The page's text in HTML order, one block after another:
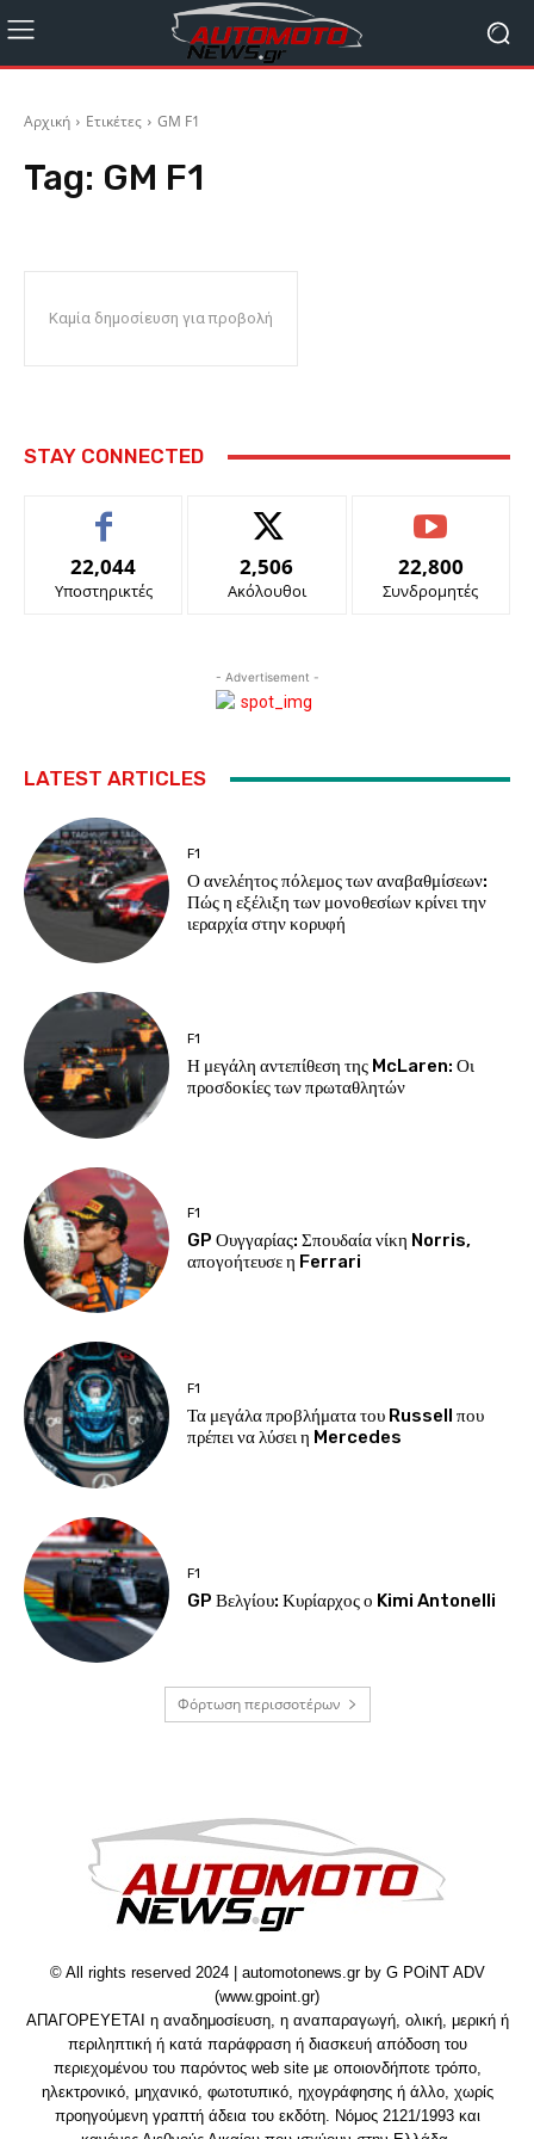
Αρχική Ετικέτες GM F1
Tag: GM F1
Καμία δημοσίευση για προβολή
STAY CONNECTED
22,044
Υποστηρικτές
2,506
Ακόλουθοι
22,800
Συνδρομητές
- Advertisement -
LATEST ARTICLES
F1
Ο ανελέητος πόλεμος των αναβαθμίσεων:
Πώς η εξέλιξη των μονοθεσίων κρίνει την
ιεραρχία στην κορυφή
F1
Η μεγάλη αντεπίθεση της McLaren: Οι
προσδοκίες των πρωταθλητών
F1
GP Ουγγαρίας: Σπουδαία νίκη Norris,
απογοήτευσε η Ferrari
F1
Τα μεγάλα προβλήματα του Russell που
πρέπει να λύσει η Mercedes
F1
GP Βελγίου: Κυρίαρχος ο Kimi Antonelli
Φόρτωση περισσοτέρων
© All rights reserved 2024 | automotonews.gr by G POiNT ADV
(www.gpoint.gr)
ΑΠΑΓΟΡΕΥΕΤΑΙ η αναδημοσίευση, η αναπαραγωγή, ολική, μερική ή
περιληπτική ή κατά παράφραση ή διασκευή απόδοση του
περιεχομένου του παρόντος web site με οποιονδήποτε τρόπο,
ηλεκτρονικό, μηχανικό, φωτοτυπικό, ηχογράφησης ή άλλο, χωρίς
προηγούμενη γραπτή άδεια του εκδότη. Νόμος 2121/1993 και